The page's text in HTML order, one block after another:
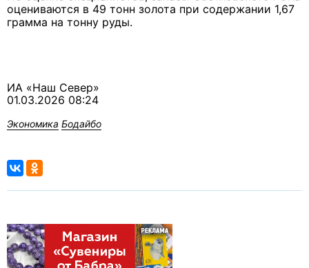
оцениваются в 49 тонн золота при содержании 1,67
грамма на тонну руды.
ИА «Наш Север»
01.03.2026 08:24
Экономика Бодайбо